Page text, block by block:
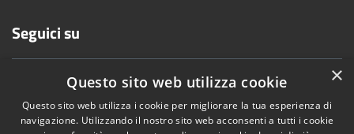
Seguici su
×
Questo sito web utilizza cookie
Questo sito web utilizza i cookie per migliorare la tua esperienza di
navigazione. Utilizzando il nostro sito web acconsenti a tutti i cookie